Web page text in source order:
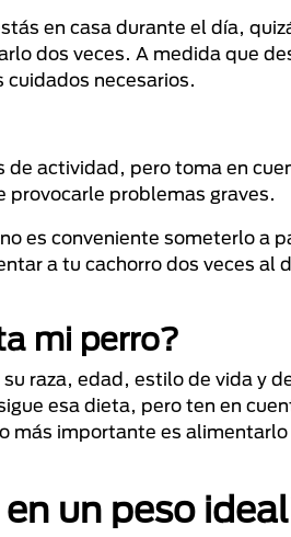
en casa durante el día,
dos veces. A medida que
cuidados necesarios.
actividad, pero toma en
provocarle problemas graves.
es conveniente someterlo a
a tu cachorro dos veces al
mi perro?
raza, edad, estilo de vida y
esa dieta, pero ten en
más importante es
un peso